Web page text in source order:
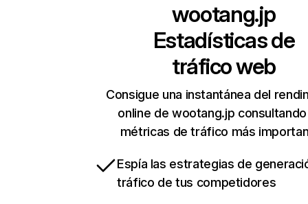
wootang.jp
Estadísticas de
tráfico web
Consigue una instantánea del
online de wootang.jp
métricas de tráfico más
Espía las estrategias de
tráfico de tus competidores